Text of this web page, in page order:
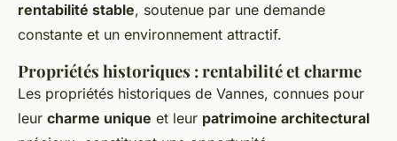
rentabilité stable, soutenue par une demande
constante et un environnement attractif.
Propriétés historiques : rentabilité et charme
Les propriétés historiques de Vannes, connues pour
leur charme unique et leur patrimoine architectural